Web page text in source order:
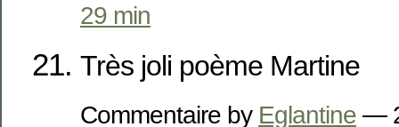
29 min
Très joli poème Martine
Commentaire by Eglantine —